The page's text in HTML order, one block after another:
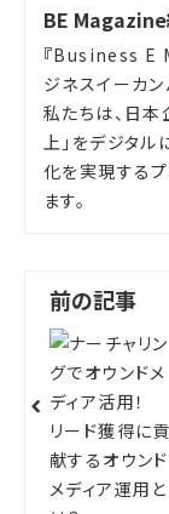
BE
『Business E
ジネスイーカン
私たちは、日
上」をデジタ
化を実現する
ます。
前の記事